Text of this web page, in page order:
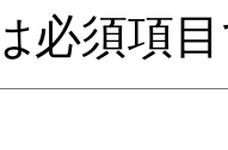
必須項